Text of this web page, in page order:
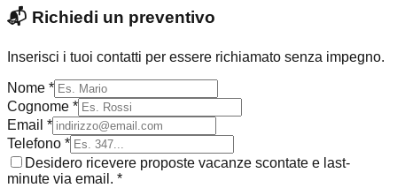
📬 Richiedi un preventivo
Inserisci i tuoi contatti per essere richiamato senza impegno.
Nome *
Cognome *
Email *
Telefono *
Desidero ricevere proposte vacanze scontate e last-
minute via email. *